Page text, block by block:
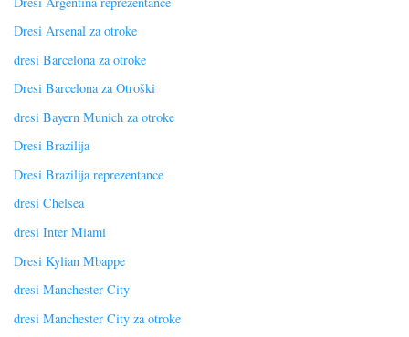
Dresi Arsenal za otroke
dresi Barcelona za otroke
Dresi Barcelona za Otroški
dresi Bayern Munich za otroke
Dresi Brazilija
Dresi Brazilija reprezentance
dresi Chelsea
dresi Inter Miami
Dresi Kylian Mbappe
dresi Manchester City
dresi Manchester City za otroke